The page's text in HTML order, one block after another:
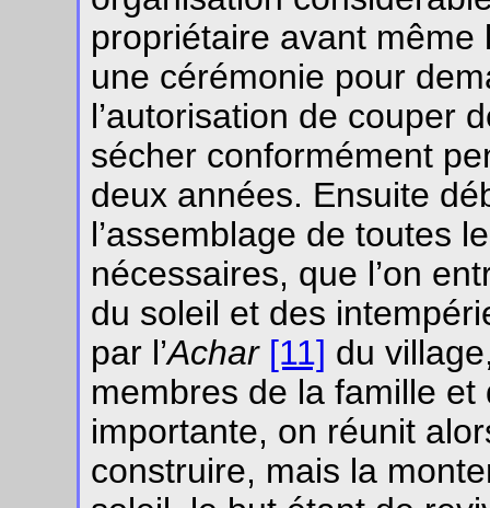
propriétaire avant même
une cérémonie pour
l’autorisation de couper
sécher conformément
deux années. Ensuite
l’assemblage de toutes
nécessaires, que l’on
du soleil et des
par l’Achar [11] du
membres de la famille
importante, on réunit
construire, mais la